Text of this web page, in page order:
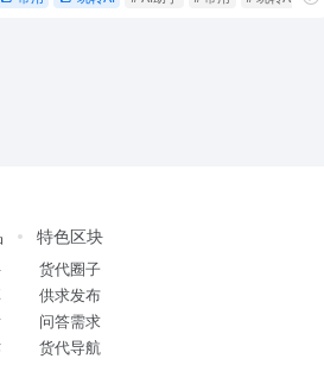
特色区块
货代圈子
供求发布
问答需求
货代导航